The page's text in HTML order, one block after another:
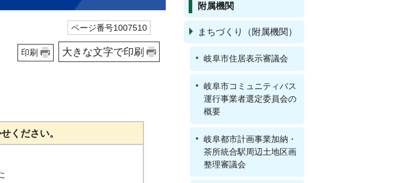
ページ番号1007510
印刷 大きな文字で印刷
ください。
附属機関
まちづくり（附属機関）
岐阜市住居表示審議会
岐阜市コミュニティバス
運行事業者選定委員会の
概要
岐阜都市計画事業加納・
茶所統合駅周辺土地区画
整理審議会